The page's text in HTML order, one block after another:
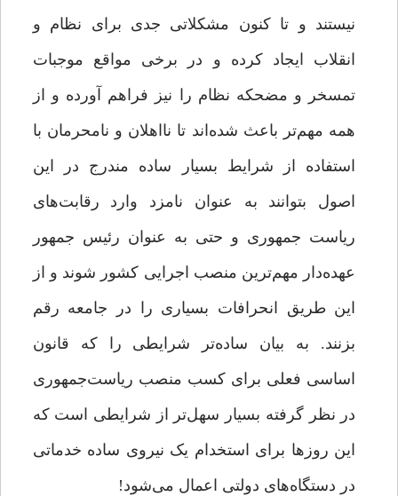
نیستند و تا کنون مشکلاتی جدی برای نظام و
انقلاب ایجاد کرده و در برخی مواقع موجبات
تمسخر و مضحکه نظام را نیز فراهم آورده و از
همه مهم‌تر باعث شده‌اند تا نااهلان و نامحرمان با
استفاده از شرایط بسیار ساده مندرج در این
اصول بتوانند به عنوان نامزد وارد رقابت‌های
ریاست جمهوری و حتی به عنوان رئیس جمهور
عهده‌دار مهم‌ترین منصب اجرایی کشور شوند و از
این طریق انحرافات بسیاری را در جامعه رقم
بزنند. به بیان ساده‌تر شرایطی را که قانون
اساسی فعلی برای کسب منصب ریاست‌جمهوری
در نظر گرفته بسیار سهل‌تر از شرایطی است که
این روزها برای استخدام یک نیروی ساده‌ خدماتی
در دستگاه‌های دولتی اعمال می‌شود!